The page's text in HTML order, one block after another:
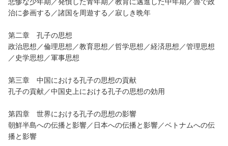
治に参画する／諸国を周遊する／寂しき晩年
第二章 孔子の思想
政治思想／倫理思想／教育思想／哲学思想／経済思想／管理思想
／史学思想／軍事思想
第三章 中国における孔子の思想の貢献
孔子の貢献／中国史上における孔子の思想の効用
第四章 世界における孔子の思想の影響
朝鮮半島への伝播と影響／日本への伝播と影響／ベトナムへの伝
播と影響